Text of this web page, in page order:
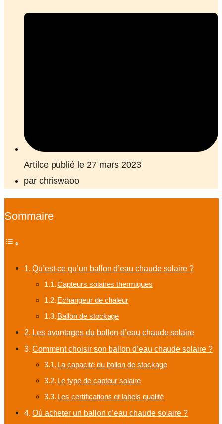
Artilce publié le 27 mars 2023
par chriswaoo
Sommaire
Qu’est-ce qu’un ballon d’eau chaude solaire ?
Capteurs solaires thermiques
Echangeur de chaleur
Ballon de stockage
Les avantages du ballon d’eau chaude solaire
Comment choisir son ballon d’eau chaude solaire ?
La capacité du ballon de stockage
Le type de capteur solaire
Les certifications et labels qualité
Où acheter un ballon d’eau chaude solaire ?